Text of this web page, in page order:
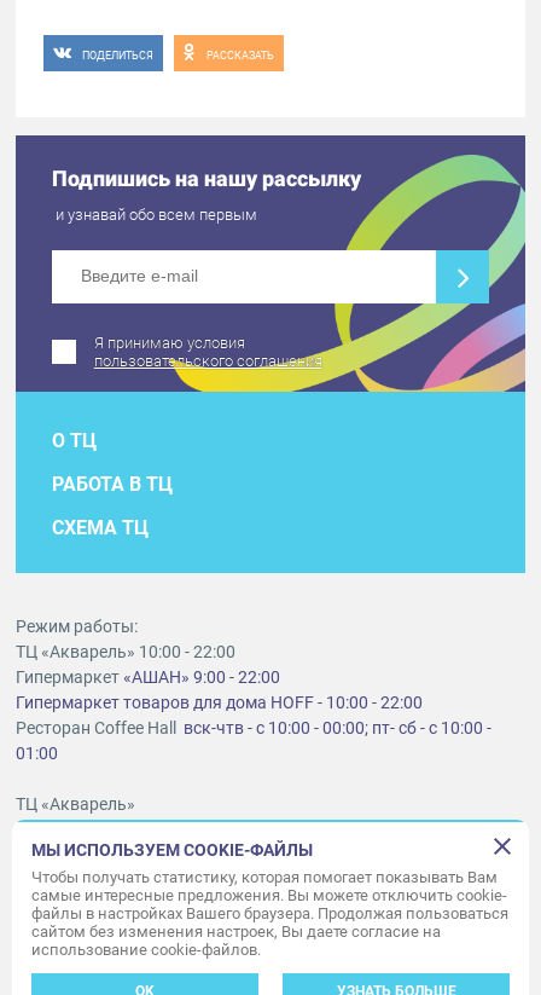
ПОДЕЛИТЬСЯ РАССКАЗАТЬ
Подпишись на нашу рассылку
и узнавай обо всем первым
Я принимаю условия
пользовательского соглашения
О ТЦ
РАБОТА В ТЦ
СХЕМА ТЦ
Режим работы:
ТЦ «Акварель» 10:00 - 22:00
Гипермаркет«АШАН» 9:00 - 22:00
Гипермаркет товаров для дома HOFF - 10:00 - 22:00
Ресторан Coffee Hall вск-чтв - с 10:00 - 00:00; пт- сб - с 10:00 -
01:00
ТЦ «Акварель»
lt@aquarelle-centre.ru
ООО «Акварель»
© «Акварель» 2010–2026. Все права защищены.
Дизайн концепция сайта —
Адаптивный дизайн и программирование —34 ВЕБ
МЫ ИСПОЛЬЗУЕМ COOKIE-ФАЙЛЫ
Чтобы получать статистику, которая помогает показывать Вам
самые интересные предложения. Вы можете отключить cookie-
файлы в настройках Вашего браузера. Продолжая пользоваться
сайтом без изменения настроек, Вы даете согласие на
использование cookie-файлов.
OK УЗНАТЬ БОЛЬШЕ